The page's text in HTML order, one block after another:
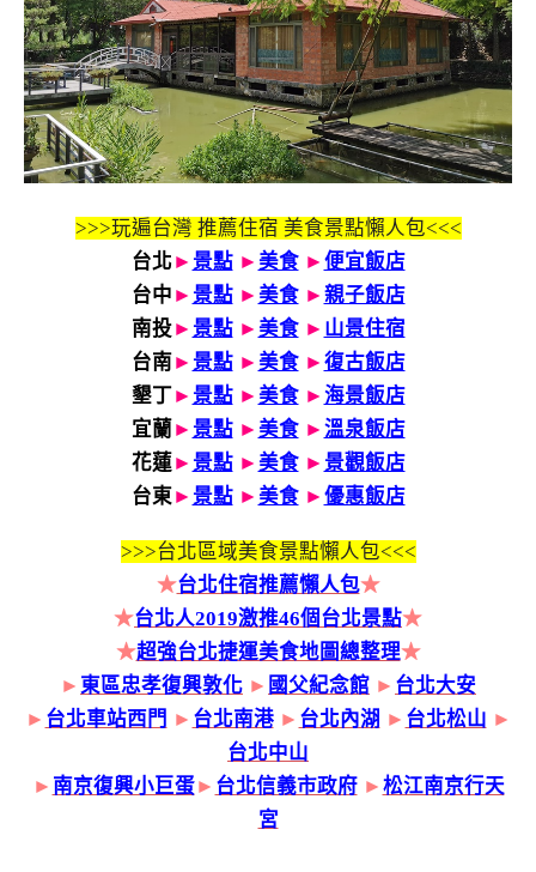
>>>玩遍台灣 推薦住宿 美食景點懶人包<<<
台北 ► 景點 ► 美食► 便宜飯店
台中 ► 景點 ► 美食► 親子飯店
南投► 景點 ► 美食► 山景住宿
台南► 景點 ► 美食► 復古飯店
墾丁► 景點 ► 美食► 海景飯店
宜蘭 ► 景點 ► 美食► 溫泉飯店
花蓮► 景點 ► 美食► 景觀飯店
台東► 景點 ► 美食► 優惠飯店
>>>台北區域美食景點懶人包<<<
★台北住宿推薦懶人包★
★台北人2019激推46個台北景點★
★超強台北捷運美食地圖總整理★
► 東區忠孝復興敦化 ► 國父紀念館 ► 台北大安
► 台北車站西門 ► 台北南港 ► 台北內湖 ► 台北松山 ►
台北中山
► 南京復興小巨蛋► 台北信義市政府► 松江南京行天
宮